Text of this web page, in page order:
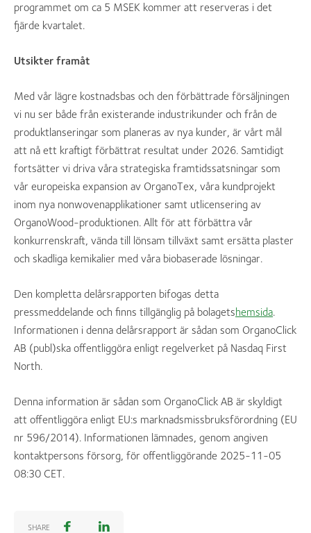
programmet om ca 5 MSEK kommer att reserveras i det
fjärde kvartalet.
Utsikter framåt
Med vår lägre kostnadsbas och den förbättrade försäljningen
vi nu ser både från existerande industrikunder och från de
produktlanseringar som planeras av nya kunder, är vårt mål
att nå ett kraftigt förbättrat resultat under 2026. Samtidigt
fortsätter vi driva våra strategiska framtidssatsningar som
vår europeiska expansion av OrganoTex, våra kundprojekt
inom nya nonwovenapplikationer samt utlicensering av
OrganoWood-produktionen. Allt för att förbättra vår
konkurrenskraft, vända till lönsam tillväxt samt ersätta plaster
och skadliga kemikalier med våra biobaserade lösningar.
Den kompletta delårsrapporten bifogas detta
pressmeddelande och finns tillgänglig på bolagetshemsida.
Informationen i denna delårsrapport är sådan som OrganoClick
AB (publ)ska offentliggöra enligt regelverket på Nasdaq First
North.
Denna information är sådan som OrganoClick AB är skyldigt
att offentliggöra enligt EU:s marknadsmissbruksförordning (EU
nr 596/2014). Informationen lämnades, genom angiven
kontaktpersons försorg, för offentliggörande 2025-11-05
08:30 CET.
SHARE